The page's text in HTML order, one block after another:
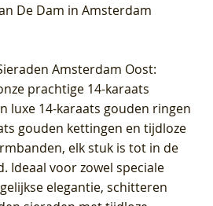
De Dam in Amsterdam
Amsterdam Oost:
prachtige 14-karaats
luxe 14-karaats gouden ringen
gouden kettingen en tijdloze
elk stuk is tot in de
Ideaal voor zowel speciale
elegantie, schitteren